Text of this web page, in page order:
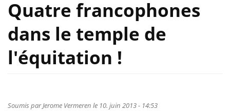
Quatre francophones
dans le temple de
l'équitation !
Soumis parJerome Vermeren le 10. juin 2013 - 14:53